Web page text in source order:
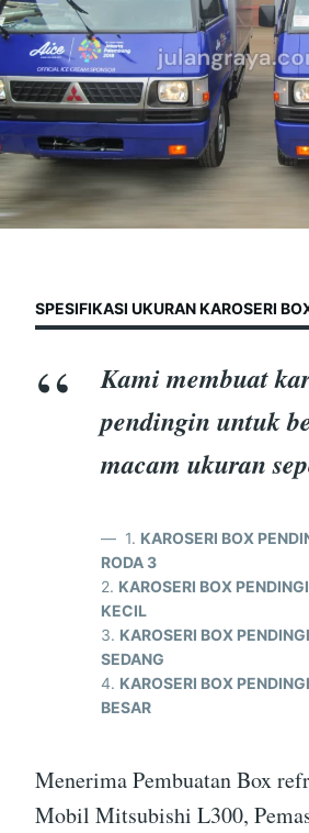
SPESIFIKASI UKURAN KAROSERI
Kami membuat
pendingin untuk
macam ukuran
1. KAROSERI BOX
RODA 3
2. KAROSERI BOX
KECIL
3. KAROSERI BOX
SEDANG
4. KAROSERI BOX
BESAR
Menerima Pembuatan Box
Mobil Mitsubishi L300,